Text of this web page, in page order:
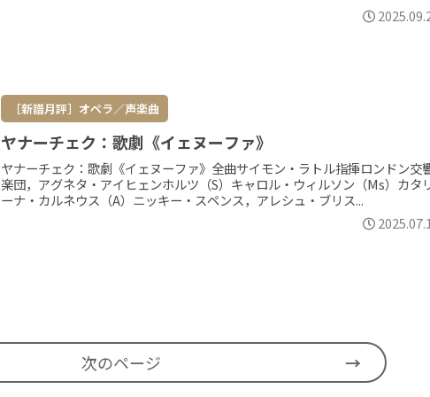
［新譜月評］オペラ／声楽曲
ヤナーチェク：歌劇《イェヌーファ》
ヤナーチェク：歌劇《イェヌーファ》全曲サイモン・ラトル指揮ロンドン交
楽団，アグネタ・アイヒェンホルツ（S）キャロル・ウィルソン（Ms）カタ
ーナ・カルネウス（A）ニッキー・スペンス，アレシュ・ブリス...
次のページ